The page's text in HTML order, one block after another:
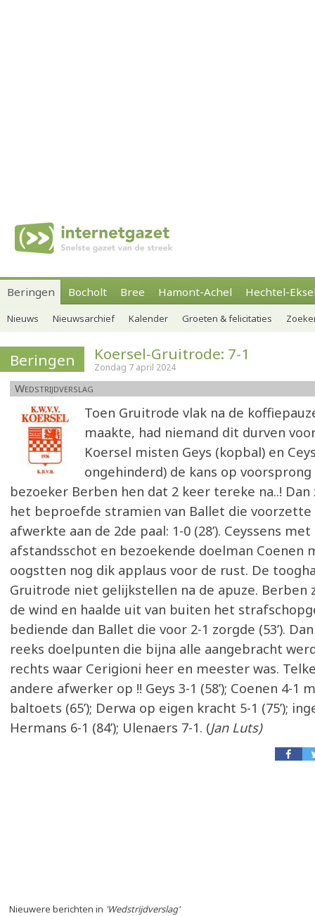
Beringen Bocholt Bree Hamont-Achel Hechtel-
Nieuws Nieuwsarchief Kalender Groeten & felicitaties
Beringen Koersel-Gruitrode: 7-1
Zondag 7 april 2024
Wedstrijdverslag
Toen Gruitrode vlak na de
maakte, had niemand dit durven
Koersel misten Geys (kopbal) en
ongehinderd) de kans op
bezoeker Berben hen dat 2 keer tereke na..! Dan
het beproefde stramien van Ballet die voorzette
afwerkte aan de 2de paal: 1-0 (28’). Ceyssens
afstandsschot en bezoekende doelman Coenen
oogstten nog dik applaus voor de rust. De
Gruitrode niet gelijkstellen na de apuze. Berben
de wind en haalde uit van buiten het
bediende dan Ballet die voor 2-1 zorgde (53’).
reeks doelpunten die bijna alle aangebracht
rechts waar Cerigioni heer en meester was.
andere afwerker op !! Geys 3-1 (58’); Coenen 4-1
baltoets (65’); Derwa op eigen kracht 5-1 (75’);
Hermans 6-1 (84’); Ulenaers 7-1. (Jan Luts)
Nieuwere berichten in 'Wedstrijdverslag'